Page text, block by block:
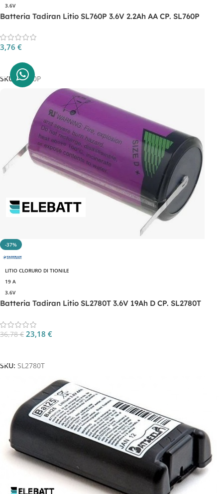
3.6V
Batteria Tadiran Litio SL760P 3.6V 2.2Ah AA CP. SL760P
3,76 €
Aggiungi Al Carrello
SKU:SL760P
-37%
LITIO CLORURO DI TIONILE
19 A
3.6V
Batteria Tadiran Litio SL2780T 3.6V 19Ah D CP. SL2780T
36,78€ 23,18 €
SKU: SL2780T